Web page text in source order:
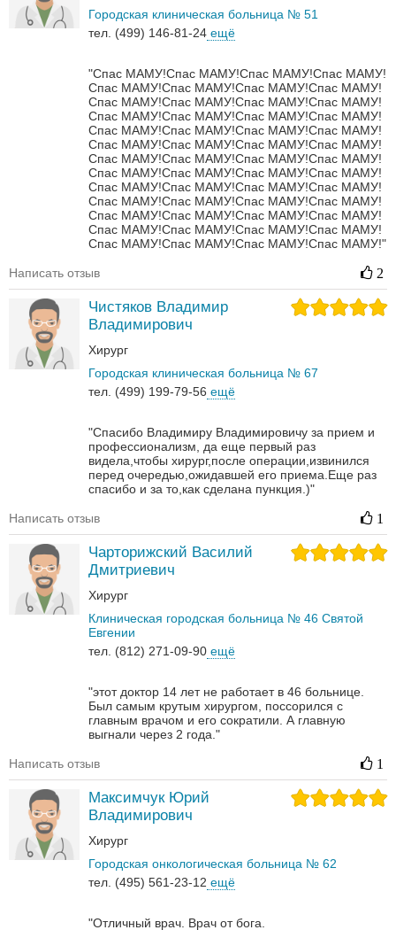
Городская клиническая больница № 51
тел. (499) 146-81-24 ещё
"Спас МАМУ!Спас МАМУ!Спас МАМУ!Спас МАМУ!
Спас МАМУ!Спас МАМУ!Спас МАМУ!Спас МАМУ!
Спас МАМУ!Спас МАМУ!Спас МАМУ!Спас МАМУ!
Спас МАМУ!Спас МАМУ!Спас МАМУ!Спас МАМУ!
Спас МАМУ!Спас МАМУ!Спас МАМУ!Спас МАМУ!
Спас МАМУ!Спас МАМУ!Спас МАМУ!Спас МАМУ!
Спас МАМУ!Спас МАМУ!Спас МАМУ!Спас МАМУ!
Спас МАМУ!Спас МАМУ!Спас МАМУ!Спас МАМУ!
Спас МАМУ!Спас МАМУ!Спас МАМУ!Спас МАМУ!
Спас МАМУ!Спас МАМУ!Спас МАМУ!Спас МАМУ!
Спас МАМУ!Спас МАМУ!Спас МАМУ!Спас МАМУ!
Спас МАМУ!Спас МАМУ!Спас МАМУ!Спас МАМУ!
Спас МАМУ!Спас МАМУ!Спас МАМУ!Спас МАМУ!"
Написать отзыв 2
Чистяков Владимир
Владимирович
Хирург
Городская клиническая больница № 67
тел. (499) 199-79-56 ещё
"Спасибо Владимиру Владимировичу за прием и
профессионализм, да еще первый раз
видела,чтобы хирург,после операции,извинился
перед очередью,ожидавшей его приема.Еще раз
спасибо и за то,как сделана пункция.)"
Написать отзыв 1
Чарторижский Василий
Дмитриевич
Хирург
Клиническая городская больница № 46 Святой
Евгении
тел. (812) 271-09-90 ещё
"этот доктор 14 лет не работает в 46 больнице.
Был самым крутым хирургом, поссорился с
главным врачом и его сократили. А главную
выгнали через 2 года."
Написать отзыв 1
Максимчук Юрий
Владимирович
Хирург
Городская онкологическая больница № 62
тел. (495) 561-23-12 ещё
"Отличный врач. Врач от бога.